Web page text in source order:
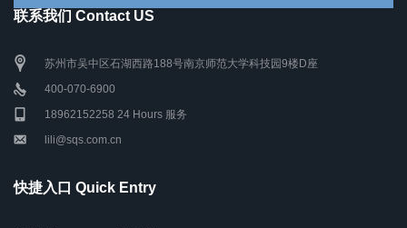
联系我们 Contact US
苏州市吴中区石湖西路188号南京师范大学科技园9楼D座
400-070-6900
18962152258 24 Hours 服务
lili@sqs.com.cn
快捷入口 Quick Entry